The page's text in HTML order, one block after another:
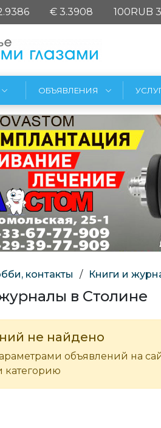
€ 3.3908 100RUB
ОБЪЯВЛЕНИЯ
контакты / Книги и
в Столине
не найдено
объявлений на
категорию